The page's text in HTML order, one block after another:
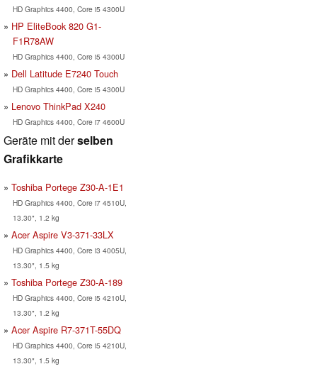
HD Graphics 4400, Core i5 4300U
HP EliteBook 820 G1-
F1R78AW
HD Graphics 4400, Core i5 4300U
Dell Latitude E7240 Touch
HD Graphics 4400, Core i5 4300U
Lenovo ThinkPad X240
HD Graphics 4400, Core i7 4600U
Geräte mit derselben
Grafikkarte
Toshiba Portege Z30-A-1E1
HD Graphics 4400, Core i7 4510U,
13.30", 1.2 kg
Acer Aspire V3-371-33LX
HD Graphics 4400, Core i3 4005U,
13.30", 1.5 kg
Toshiba Portege Z30-A-189
HD Graphics 4400, Core i5 4210U,
13.30", 1.2 kg
Acer Aspire R7-371T-55DQ
HD Graphics 4400, Core i5 4210U,
13.30", 1.5 kg